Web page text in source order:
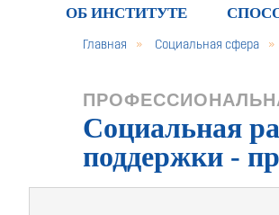
ОБ ИНСТИТУТЕ
Главная » Социальная сфера »
Социальная
поддержки -